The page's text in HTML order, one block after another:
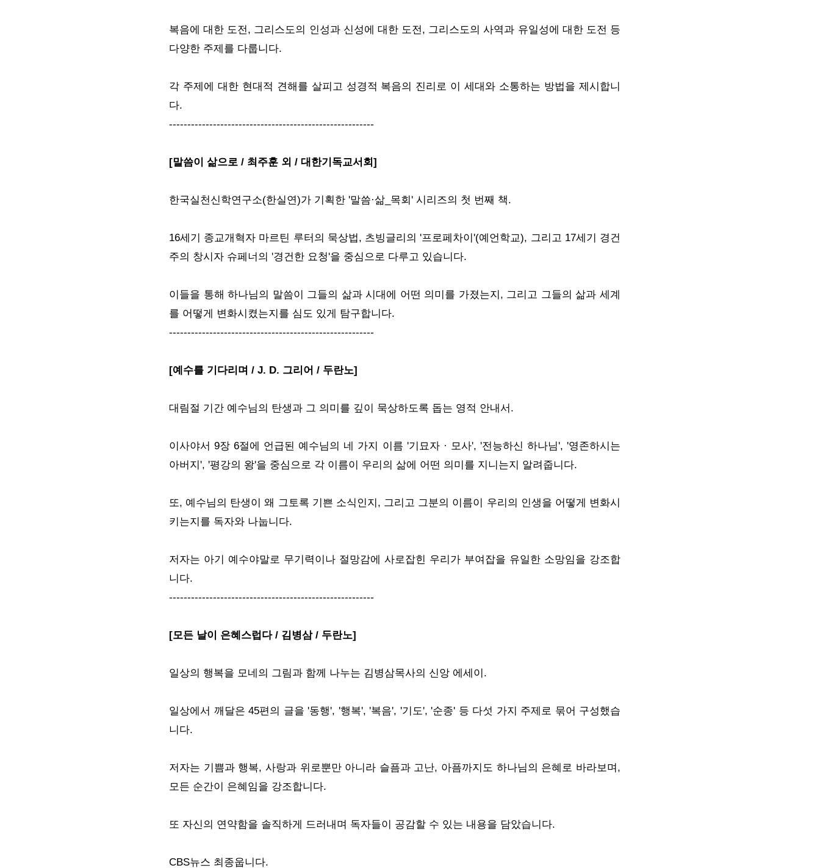
복음에 대한 도전, 그리스도의 인성과 신성에 대한 도전, 그리스도의 사역과 유일성에 대한 도전 등
다양한 주제를 다룹니다.
각 주제에 대한 현대적 견해를 살피고 성경적 복음의 진리로 이 세대와 소통하는 방법을 제시합니
다.
--------------------------------------------------------
[말씀이 삶으로 / 최주훈 외 / 대한기독교서회]
한국실천신학연구소(한실연)가 기획한 '말씀·삶_목회' 시리즈의 첫 번째 책.
16세기 종교개혁자 마르틴 루터의 묵상법, 츠빙글리의 '프로페차이'(예언학교), 그리고 17세기 경건
주의 창시자 슈페너의 '경건한 요청'을 중심으로 다루고 있습니다.
이들을 통해 하나님의 말씀이 그들의 삶과 시대에 어떤 의미를 가졌는지, 그리고 그들의 삶과 세계
를 어떻게 변화시켰는지를 심도 있게 탐구합니다.
--------------------------------------------------------
[예수를 기다리며 / J. D. 그리어 / 두란노]
대림절 기간 예수님의 탄생과 그 의미를 깊이 묵상하도록 돕는 영적 안내서.
이사야서 9장 6절에 언급된 예수님의 네 가지 이름 '기묘자 · 모사', '전능하신 하나님', '영존하시는
아버지', '평강의 왕'을 중심으로 각 이름이 우리의 삶에 어떤 의미를 지니는지 알려줍니다.
또, 예수님의 탄생이 왜 그토록 기쁜 소식인지, 그리고 그분의 이름이 우리의 인생을 어떻게 변화시
키는지를 독자와 나눕니다.
저자는 아기 예수야말로 무기력이나 절망감에 사로잡힌 우리가 부여잡을 유일한 소망임을 강조합
니다.
--------------------------------------------------------
[모든 날이 은혜스럽다 / 김병삼 / 두란노]
일상의 행복을 모네의 그림과 함께 나누는 김병삼목사의 신앙 에세이.
일상에서 깨달은 45편의 글을 '동행', '행복', '복음', '기도', '순종' 등 다섯 가지 주제로 묶어 구성했습
니다.
저자는 기쁨과 행복, 사랑과 위로뿐만 아니라 슬픔과 고난, 아픔까지도 하나님의 은혜로 바라보며,
모든 순간이 은혜임을 강조합니다.
또 자신의 연약함을 솔직하게 드러내며 독자들이 공감할 수 있는 내용을 담았습니다.
CBS뉴스 최종웁니다.